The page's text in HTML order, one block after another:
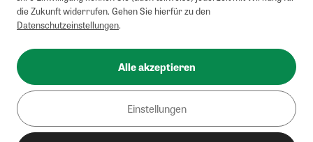
die Zukunft widerrufen. Gehen Sie hierfür zu den
Datenschutzeinstellungen.
Alle akzeptieren
Einstellungen